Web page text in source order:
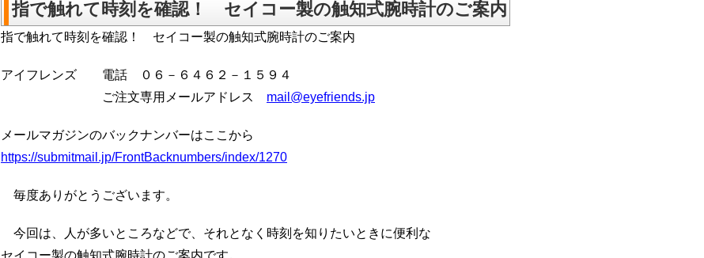
指で触れて時刻を確認！ セイコー製の触知式腕時計のご案内
指で触れて時刻を確認！ セイコー製の触知式腕時計のご案内
アイフレンズ 電話 ０６－６４６２－１５９４
ご注文専用メールアドレス mail@eyefriends.jp
メールマガジンのバックナンバーはここから
https://submitmail.jp/FrontBacknumbers/index/1270
毎度ありがとうございます。
今回は、人が多いところなどで、それとなく時刻を知りたいときに便利な
セイコー製の触知式腕時計のご案内です。